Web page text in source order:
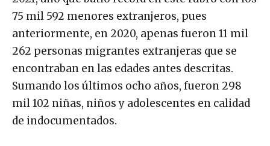
75 mil 592 menores extranjeros, pues
anteriormente, en 2020, apenas fueron 11 mil
262 personas migrantes extranjeras que se
encontraban en las edades antes descritas.
Sumando los últimos ocho años, fueron 298
mil 102 niñas, niños y adolescentes en calidad
de indocumentados.